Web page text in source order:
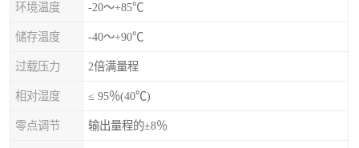
环境温度 -20～+85℃
储存温度 -40～+90℃
过载压力 2倍满量程
相对湿度 ≤ 95％(40℃)
零点调节 输出量程的±8％